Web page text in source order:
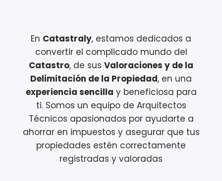
En Catastraly, estamos dedicados a
convertir el complicado mundo del
Catastro, de sus Valoraciones y de la
Delimitación de la Propiedad, en una
experiencia sencilla y beneficiosa para
ti. Somos un equipo de Arquitectos
Técnicos apasionados por ayudarte a
ahorrar en impuestos y asegurar que tus
propiedades estén correctamente
registradas y valoradas